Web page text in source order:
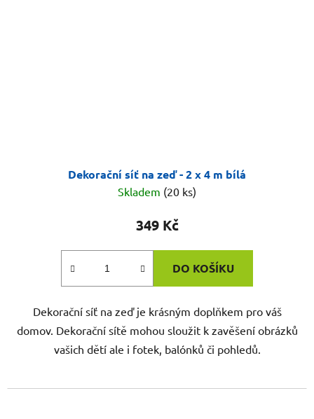
Dekorační síť na zeď - 2 x 4 m bílá
Skladem (20 ks)
349 Kč
DO KOŠÍKU
Dekorační síť na zeď je krásným doplňkem pro váš
domov. Dekorační sítě mohou sloužit k zavěšení obrázků
vašich dětí ale i fotek, balónků či pohledů.